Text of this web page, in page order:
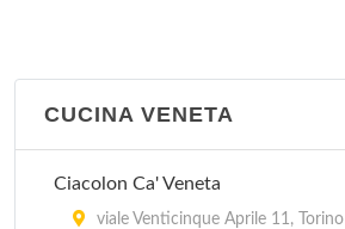
CUCINA VENETA
Ciacolon Ca' Veneta
viale Venticinque Aprile 11, Torino